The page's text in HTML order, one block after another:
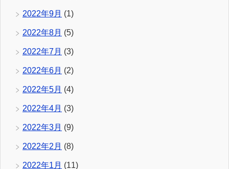
2022年9月 (1)
2022年8月 (5)
2022年7月 (3)
2022年6月 (2)
2022年5月 (4)
2022年4月 (3)
2022年3月 (9)
2022年2月 (8)
2022年1月 (11)